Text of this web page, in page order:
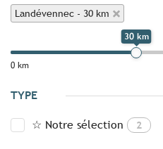
Landévennec - 30 km
0 km
30 km
TYPE
☆ Notre sélection 2